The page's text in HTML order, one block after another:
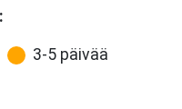
3-5 päivää